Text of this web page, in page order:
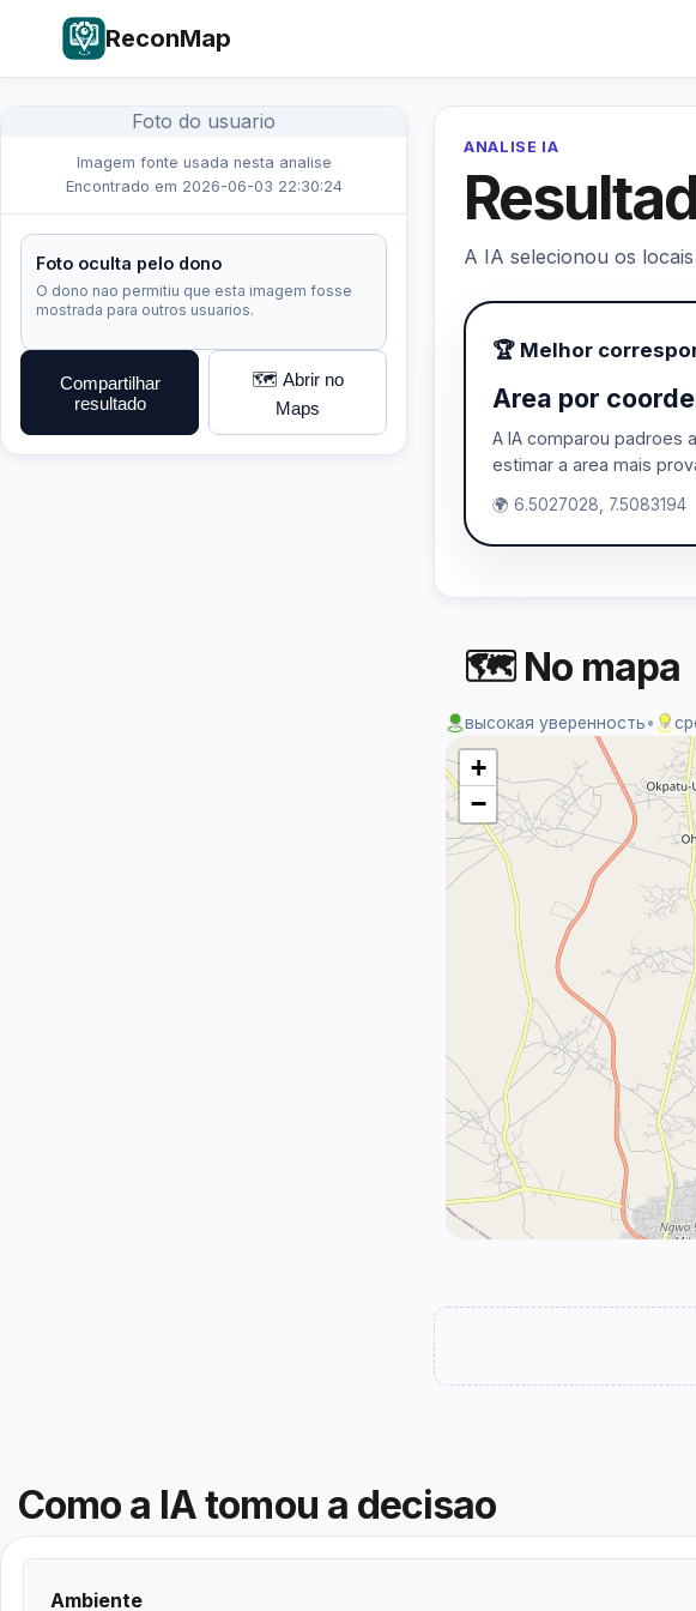
ReconMap
Foto do usuario
Imagem fonte usada nesta analise
Encontrado em 2026-06-03 22:30:24
Foto oculta pelo dono
O dono nao permitiu que esta imagem fosse
mostrada para outros usuarios.
Compartilhar
resultado
🗺️ Abrir no
Maps
ANALISE IA
A IA selecionou os
🏆 Melhor
Area por
A IA comparou padroes
estimar a area mais
🌍 6.5027028, 7.5083194
🗺 No mapa
высокая уверенность•
+
−
Como a IA tomou a decisao
Ambiente